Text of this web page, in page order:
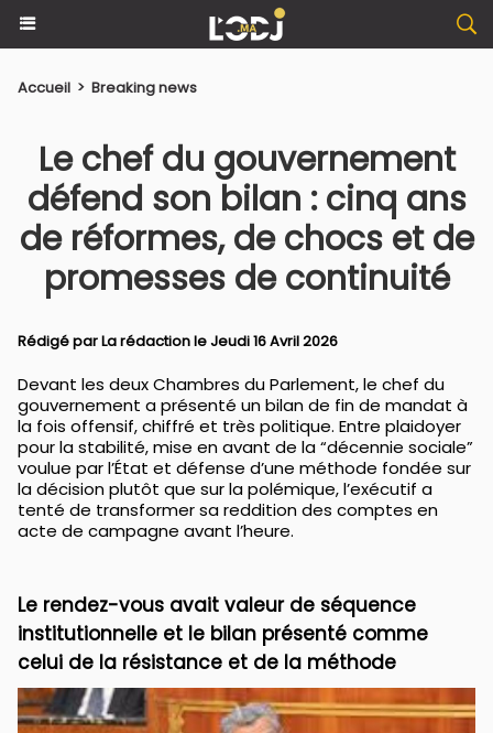
Accueil > Breaking news
​Le chef du gouvernement
défend son bilan : cinq ans
de réformes, de chocs et de
promesses de continuité
Rédigé par La rédaction le Jeudi 16 Avril 2026
Devant les deux Chambres du Parlement, le chef du
gouvernement a présenté un bilan de fin de mandat à
la fois offensif, chiffré et très politique. Entre plaidoyer
pour la stabilité, mise en avant de la “décennie sociale”
voulue par l’État et défense d’une méthode fondée sur
la décision plutôt que sur la polémique, l’exécutif a
tenté de transformer sa reddition des comptes en
acte de campagne avant l’heure.
Le rendez-vous avait valeur de séquence
institutionnelle et le bilan présenté comme
celui de la résistance et de la méthode